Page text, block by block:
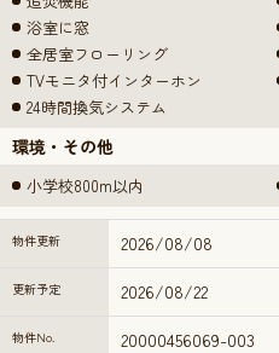
浴室に窓
全居室フローリング
TVモニタ付インターホン
24時間換気システム
環境・その他
小学校800m以内
物件更新 2026/08/08
更新予定 2026/08/22
物件No. 20000456069-003